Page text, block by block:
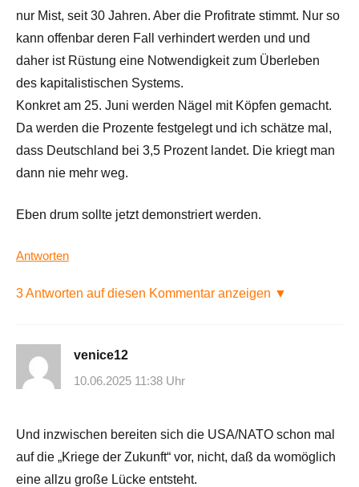
nur Mist, seit 30 Jahren. Aber die Profitrate stimmt. Nur so
kann offenbar deren Fall verhindert werden und und
daher ist Rüstung eine Notwendigkeit zum Überleben
des kapitalistischen Systems.
Konkret am 25. Juni werden Nägel mit Köpfen gemacht.
Da werden die Prozente festgelegt und ich schätze mal,
dass Deutschland bei 3,5 Prozent landet. Die kriegt man
dann nie mehr weg.
Eben drum sollte jetzt demonstriert werden.
Antworten
3 Antworten auf diesen Kommentar anzeigen ▼
venice12
10.06.2025 11:38 Uhr
Und inzwischen bereiten sich die USA/NATO schon mal
auf die „Kriege der Zukunft“ vor, nicht, daß da womöglich
eine allzu große Lücke entsteht.